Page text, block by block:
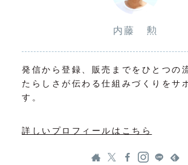
内藤 勲
発信から登録、販売までをひとつの
たらしさが伝わる仕組みづくりをサ
す。
詳しいプロフィールはこちら